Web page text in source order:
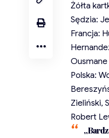
Żółta
Sędzia:
Francja:
Polska:
Zieliński,
Robert